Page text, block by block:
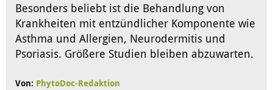
Besonders beliebt ist die Behandlung von
Krankheiten mit entzündlicher Komponente wie
Asthma und Allergien, Neurodermitis und
Psoriasis. Größere Studien bleiben abzuwarten.
Von: PhytoDoc-Redaktion